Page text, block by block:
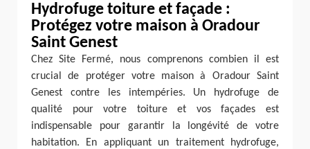
Hydrofuge toiture et façade :
Protégez votre maison à Oradour
Saint Genest
Chez Site Fermé, nous comprenons combien il est
crucial de protéger votre maison à Oradour Saint
Genest contre les intempéries. Un hydrofuge de
qualité pour votre toiture et vos façades est
indispensable pour garantir la longévité de votre
habitation. En appliquant un traitement hydrofuge,